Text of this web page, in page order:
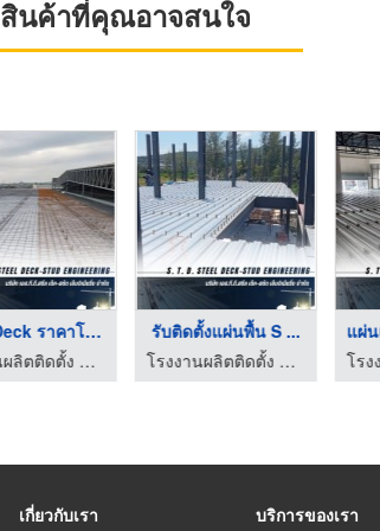
สินค้าที่คุณอาจสนใจ
Steel Deck ราคาโรงงา ...
โรงงานผลิตติดตั้ง Steel Deck
รับติดตั้งแผ่นพื้น S ...
โรงงานผลิตติดตั้ง Steel Deck
เกี่ยวกับเรา บริการของเรา